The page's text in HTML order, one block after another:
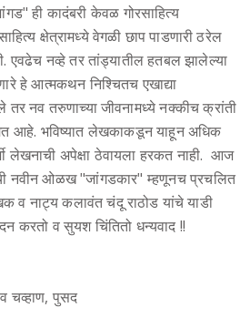
ही कादंबरी केवळ गोरसाहित्य
क्षेत्रामध्ये वेगळी छाप पाडणारी ठरेल
एवढेच नव्हे तर तांड्यातील हतबल झालेल्या
हे आत्मकथन निश्चितच एखाद्या
तर नव तरुणाच्या जीवनामध्ये नक्कीच क्रांती
आहे. भविष्यात लेखकाकडून याहून अधिक
लेखनाची अपेक्षा ठेवायला हरकत नाही‌. आज
नवीन ओळख "जांगडकार" म्हणूनच प्रचलित
व नाट्य कलावंत चंदू राठोड यांचे याडी
करतो व सुयश चिंतितो धन्यवाद !!
चव्हाण, पुसद